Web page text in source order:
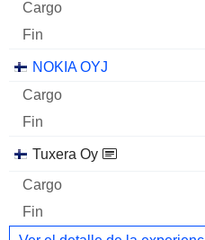
NOKIA OYJ
Tuxera Oy